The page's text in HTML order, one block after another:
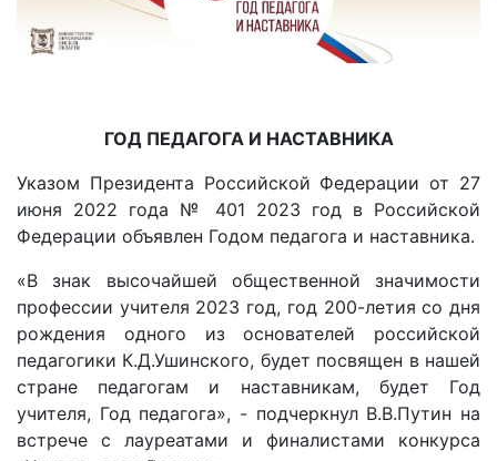
ГОД ПЕДАГОГА И НАСТАВНИКА
Указом Президента Российской Федерации от 27
июня 2022 года № 401 2023 год в Российской
Федерации объявлен Годом педагога и наставника.
«В знак высочайшей общественной значимости
профессии учителя 2023 год, год 200-летия со дня
рождения одного из основателей российской
педагогики К.Д.Ушинского, будет посвящен в нашей
стране педагогам и наставникам, будет Год
учителя, Год педагога», - подчеркнул В.В.Путин на
встрече с лауреатами и финалистами конкурса